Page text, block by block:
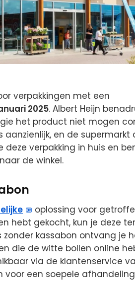
verpakkingen met een
2025. Albert Heijn
het product niet mogen
en de supermarkt
deze verpakking in huis en
de winkel.
oplossing voor
hebt gekocht, kun je deze
zonder kassabon ontvang je
die de witte bollen online
via de klantenservice
voor een soepele